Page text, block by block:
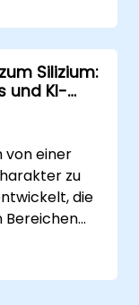
nutzen,
zu
Silizium:
und KI-
von einer
zu
die
Bereichen
auf einen